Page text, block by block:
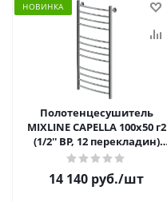
НОВИНКА
Полотенцесушитель
MIXLINE CAPELLA 100х50 г2
(1/2'' ВР, 12 перекладин)
водяной
14 140 руб./шт